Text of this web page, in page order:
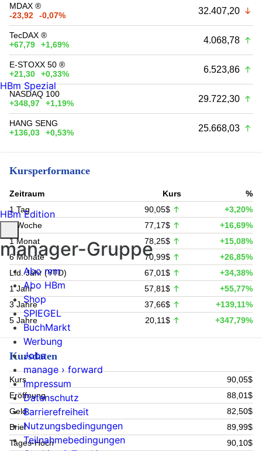
MDAX ®
-23,92
-0,07% 32.407,20
TecDAX ®
+67,79
+1,69% 4.068,78
E-STOXX 50 ®
+21,30
+0,33% 6.523,86
NASDAQ 100
+348,97
+1,19% 29.722,30
HANG SENG
+136,03
+0,53% 25.668,03
Kursperformance
Zeitraum Kurs
%
1 Tag
90,05$
+3,20%
1 Woche
77,17$
+16,69%
1 Monat
78,25$
+15,08%
6 Monate
70,99$
+26,85%
Lfd. Jahr (YTD)
67,01$
+34,38%
1 Jahr
57,81$
+55,77%
3 Jahre
37,66$
+139,11%
5 Jahre
20,11$ +347,79%
Kursdaten
Kurs
90,05$
Eröffnung
88,01$
Geld
82,50$
Brief
89,99$
Tages-Hoch
90,10$
HBm Spezial
HBm Edition
manager-Gruppe
Abo mm
Abo HBm
Shop
SPIEGEL
BuchMarkt
Werbung
Jobs
manage › forward
Impressum
Datenschutz
Barrierefreiheit
Nutzungsbedingungen
Teilnahmebedingungen